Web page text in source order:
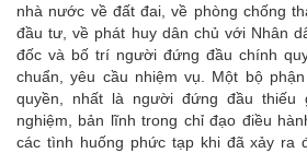
nhà nước về đất đai, về phòng chống
đầu tư, về phát huy dân chủ với Nhân
đốc và bố trí người đứng đầu chính
chuẩn, yêu cầu nhiệm vụ. Một bộ
quyền, nhất là người đứng đầu thiếu
nghiệm, bản lĩnh trong chỉ đạo điều
các tình huống phức tạp khi đã xảy ra